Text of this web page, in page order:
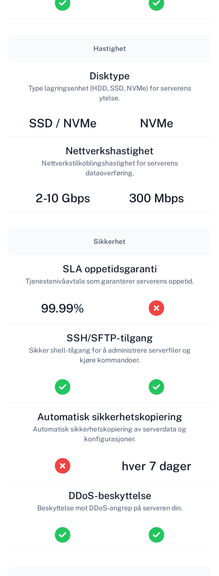
Hastighet
SSD / NVMe
Disktype
Type lagringsenhet (HDD, SSD, NVMe) for serverens
ytelse.
NVMe
2-10 Gbps
Nettverkshastighet
Nettverkstilkoblingshastighet for serverens
dataoverføring.
300 Mbps
Sikkerhet
99.99%
SLA oppetidsgaranti
Tjenestenivåavtale som garanterer serverens oppetid.
SSH/SFTP-tilgang
Sikker shell-tilgang for å administrere serverfiler og
kjøre kommandoer.
Automatisk sikkerhetskopiering
Automatisk sikkerhetskopiering av serverdata og
konfigurasjoner.
hver 7 dager
DDoS-beskyttelse
Beskyttelse mot DDoS-angrep på serveren din.